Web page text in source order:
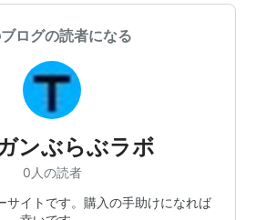
ログの読者になる
ンぶらぶラボ
0人の読者
サイトです。購入の手助けになれば